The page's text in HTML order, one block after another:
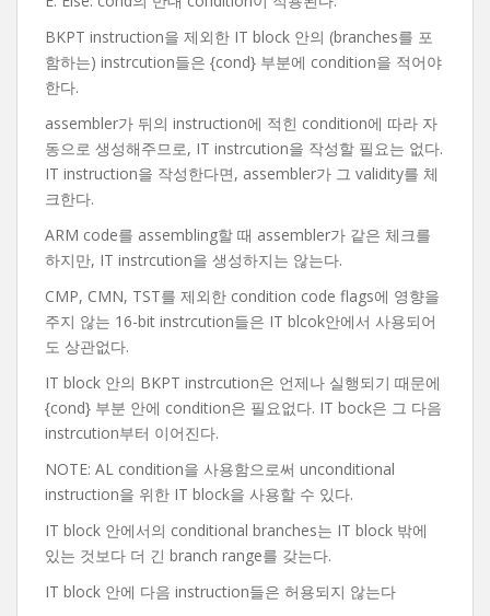
BKPT instruction을 제외한 IT block 안의 (branches를 포
함하는) instrcution들은 {cond} 부분에 condition을 적어야
한다.
assembler가 뒤의 instruction에 적힌 condition에 따라 자
동으로 생성해주므로, IT instrcution을 작성할 필요는 없다.
IT instruction을 작성한다면, assembler가 그 validity를 체
크한다.
ARM code를 assembling할 때 assembler가 같은 체크를
하지만, IT instrcution을 생성하지는 않는다.
CMP, CMN, TST를 제외한 condition code flags에 영향을
주지 않는 16-bit instrcution들은 IT blcok안에서 사용되어
도 상관없다.
IT block 안의 BKPT instrcution은 언제나 실행되기 때문에
{cond} 부분 안에 condition은 필요없다. IT bock은 그 다음
instrcution부터 이어진다.
NOTE: AL condition을 사용함으로써 unconditional
instruction을 위한 IT block을 사용할 수 있다.
IT block 안에서의 conditional branches는 IT block 밖에
있는 것보다 더 긴 branch range를 갖는다.
IT block 안에 다음 instruction들은 허용되지 않는다